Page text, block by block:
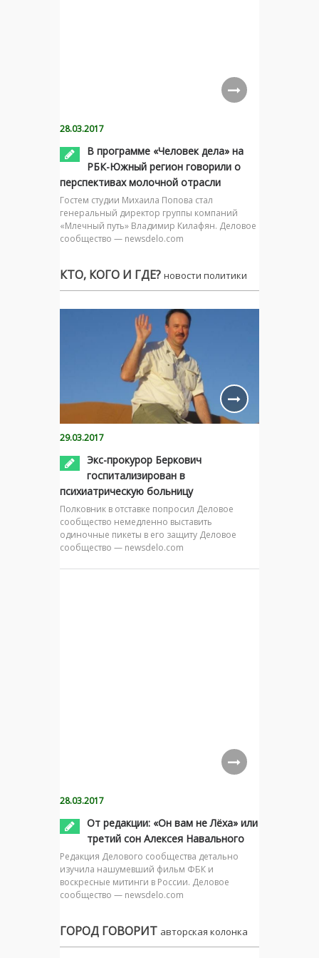
28.03.2017
В программе «Человек дела» на
РБК-Южный регион говорили о
перспективах молочной отрасли
Гостем студии Михаила Попова стал
генеральный директор группы компаний
«Млечный путь» Владимир Килафян. Деловое
сообщество — newsdelo.com
КТО, КОГО И ГДЕ? новости политики
29.03.2017
Экс-прокурор Беркович
госпитализирован в
психиатрическую больницу
Полковник в отставке попросил Деловое
сообщество немедленно выставить
одиночные пикеты в его защиту Деловое
сообщество — newsdelo.com
28.03.2017
От редакции: «Он вам не Лёха» или
третий сон Алексея Навального
Редакция Делового сообщества детально
изучила нашумевший фильм ФБК и
воскресные митинги в России. Деловое
сообщество — newsdelo.com
ГОРОД ГОВОРИТ авторская колонка